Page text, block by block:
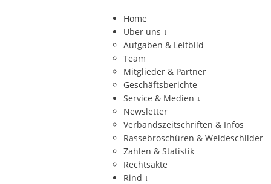
Home
Über uns ↓
Aufgaben & Leitbild
Team
Mitglieder & Partner
Geschäftsberichte
Service & Medien ↓
Newsletter
Verbandszeitschriften & Infos
Rassebroschüren & Weideschilder
Zahlen & Statistik
Rechtsakte
Rind ↓